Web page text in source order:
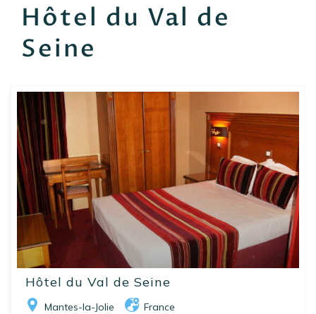
Hôtel du Val de
Seine
Hôtel du Val de Seine
Mantes-la-Jolie France